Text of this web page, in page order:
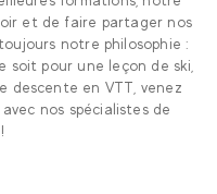
et de faire partager nos
notre philosophie :
soit pour une leçon de ski,
descente en VTT, venez
nos spécialistes de